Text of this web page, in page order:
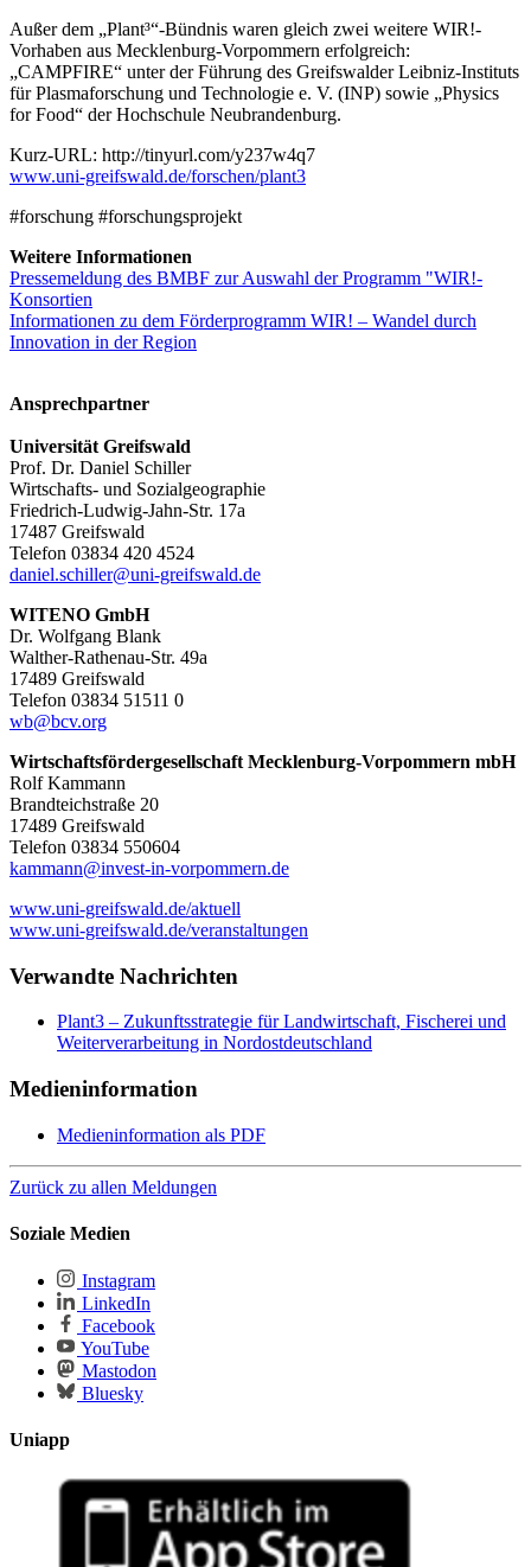
Außer dem „Plant³“-Bündnis waren gleich zwei weitere WIR!-
Vorhaben aus Mecklenburg-Vorpommern erfolgreich:
„CAMPFIRE“ unter der Führung des Greifswalder Leibniz-Instituts
für Plasmaforschung und Technologie e. V. (INP) sowie „Physics
for Food“ der Hochschule Neubrandenburg.
Kurz-URL: http://tinyurl.com/y237w4q7
www.uni-greifswald.de/forschen/plant3
#forschung #forschungsprojekt
Weitere Informationen
Pressemeldung des BMBF zur Auswahl der Programm "WIR!-
Konsortien
Informationen zu dem Förderprogramm WIR! – Wandel durch
Innovation in der Region
Ansprechpartner
Universität Greifswald
Prof. Dr. Daniel Schiller
Wirtschafts- und Sozialgeographie
Friedrich-Ludwig-Jahn-Str. 17a
17487 Greifswald
Telefon 03834 420 4524
daniel.schiller@uni-greifswald.de
WITENO GmbH
Dr. Wolfgang Blank
Walther-Rathenau-Str. 49a
17489 Greifswald
Telefon 03834 51511 0
wb@bcv.org
Wirtschaftsfördergesellschaft Mecklenburg-Vorpommern mbH
Rolf Kammann
Brandteichstraße 20
17489 Greifswald
Telefon 03834 550604
kammann@invest-in-vorpommern.de
www.uni-greifswald.de/aktuell
www.uni-greifswald.de/veranstaltungen
Verwandte Nachrichten
Plant3 – Zukunftsstrategie für Landwirtschaft, Fischerei und
Weiterverarbeitung in Nordostdeutschland
Medieninformation
Medieninformation als PDF
Zurück zu allen Meldungen
Soziale Medien
Instagram
LinkedIn
Facebook
YouTube
Mastodon
Bluesky
Uniapp